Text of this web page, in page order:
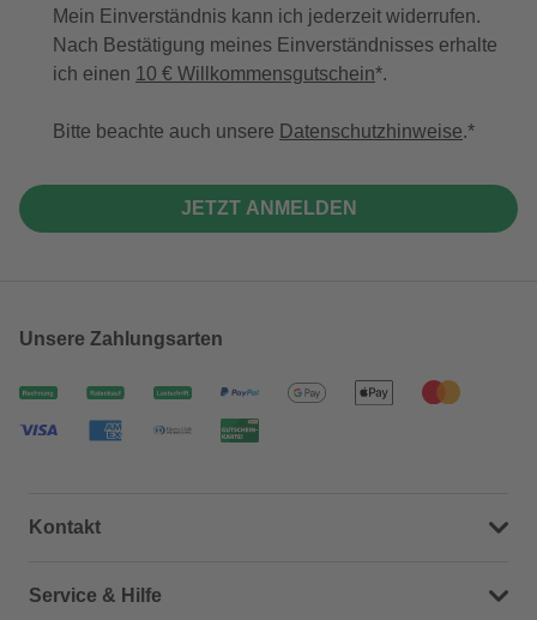
Mein Einverständnis kann ich jederzeit widerrufen.
Nach Bestätigung meines Einverständnisses erhalte
ich einen 10 € Willkommensgutschein*.
Bitte beachte auch unsere Datenschutzhinweise.
JETZT ANMELDEN
Unsere Zahlungsarten
Kontakt
Dein Kontakt zu uns
Service & Hilfe